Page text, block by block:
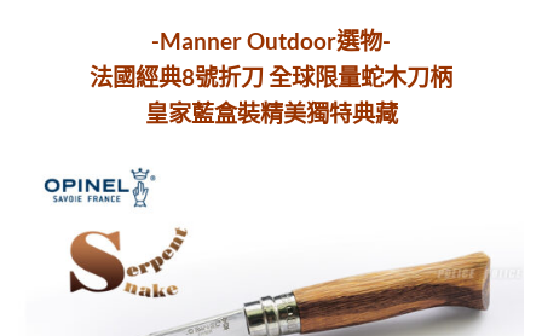
-Manner Outdoor選物-
法國經典8號折刀 全球限量蛇木刀柄
皇家藍盒裝精美獨特典藏